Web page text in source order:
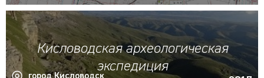
Кисловодская археологическая
экспедиция